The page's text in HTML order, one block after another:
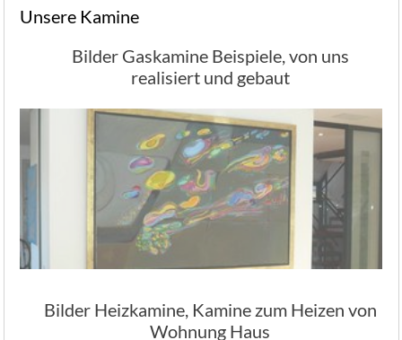
Unsere Kamine
Bilder Gaskamine Beispiele, von uns
realisiert und gebaut
Bilder Heizkamine, Kamine zum Heizen von
Wohnung Haus